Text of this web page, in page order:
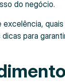
do negócio.
para